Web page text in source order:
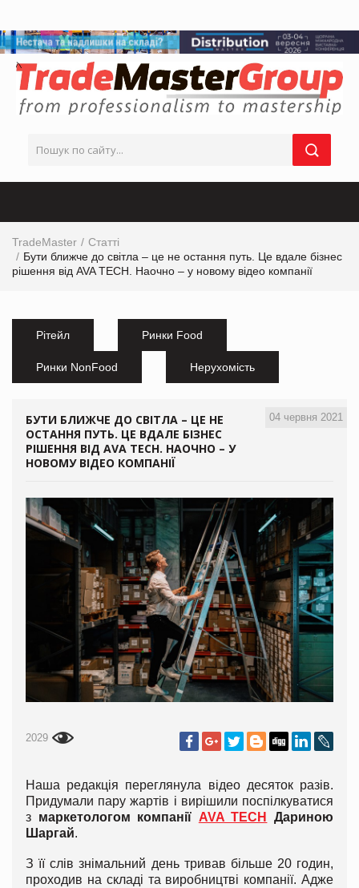
TradeMaster
Статті
Бути ближче до світла – це не остання путь. Це вдале бізнес
рішення від AVA TECH. Наочно – у новому відео компанії
Рітейл Ринки Food
Ринки NonFood Нерухомість
04 червня 2021
БУТИ БЛИЖЧЕ ДО СВІТЛА – ЦЕ НЕ
ОСТАННЯ ПУТЬ. ЦЕ ВДАЛЕ БІЗНЕС
РІШЕННЯ ВІД AVA TECH. НАОЧНО – У
НОВОМУ ВІДЕО КОМПАНІЇ
2029
Наша редакція переглянула відео десяток разів.
Придумали пару жартів і вирішили поспілкуватися
з маркетологом компанії AVA TECH
Дариною
Шаргай.
З її слів знімальний день тривав більше 20 годин,
проходив на складі та виробництві компанії. Адже